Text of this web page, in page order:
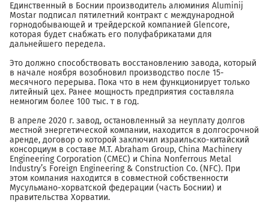
Единственный в Боснии производитель алюминия Aluminij
Mostar подписал пятилетний контракт с международной
горнодобывающей и трейдерской компанией Glencore,
которая будет снабжать его полуфабрикатами для
дальнейшего передела.
Это должно способствовать восстановлению завода, который
в начале ноября возобновил производство после 15-
месячного перерыва. Пока что в нем функционирует только
литейный цех. Ранее мощность предприятия составляла
немногим более 100 тыс. т в год.
В апреле 2020 г. завод, остановленный за неуплату долгов
местной энергетической компании, находится в долгосрочной
аренде, договор о которой заключил израильско-китайский
консорциум в составе M.T. Abraham Group, China Machinery
Engineering Corporation (CMEC) и China Nonferrous Metal
Industry’s Foreign Engineering & Construction Co. (NFC). При
этом компания находится в совместной собственности
Мусульмано-хорватской федерации (часть Боснии) и
правительства Хорватии.